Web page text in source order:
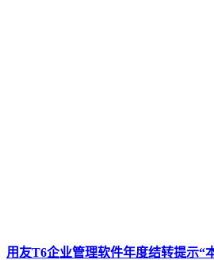
用友T6企业管理软件年度结转提示“